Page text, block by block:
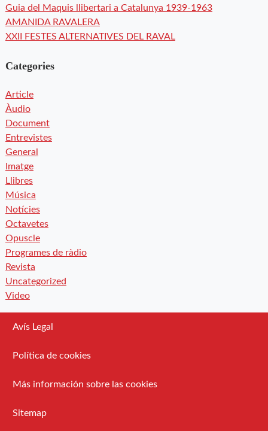
Guia del Maquis llibertari a Catalunya 1939-1963
AMANIDA RAVALERA
XXII FESTES ALTERNATIVES DEL RAVAL
Categories
Article
Àudio
Document
Entrevistes
General
Imatge
Llibres
Música
Notícies
Octavetes
Opuscle
Programes de ràdio
Revista
Uncategorized
Video
Avís Legal
Política de cookies
Más información sobre las cookies
Sitemap